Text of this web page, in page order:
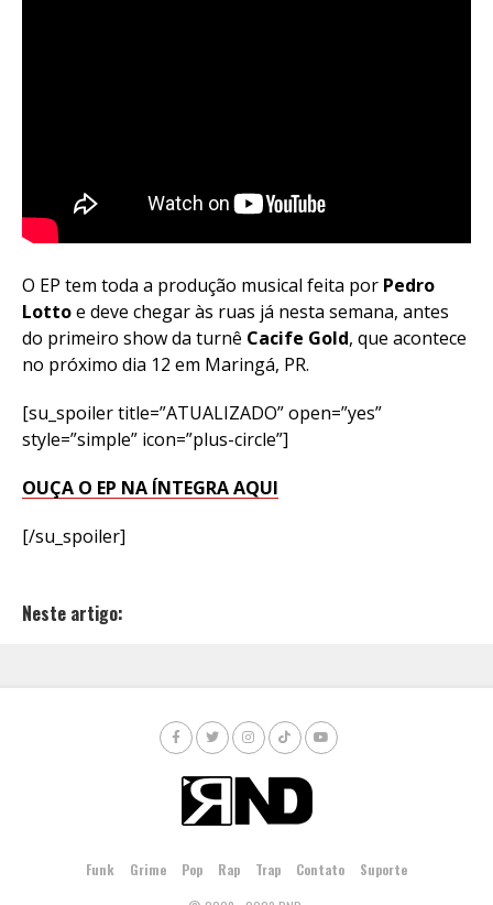
O EP tem toda a produção musical feita por Pedro
Lottoe deve chegar às ruas já nesta semana, antes
do primeiro show da turnê Cacife Gold, que acontece
no próximo dia 12 em Maringá, PR.
[su_spoiler title=”ATUALIZADO” open=”yes”
style=”simple” icon=”plus-circle”]
OUÇA O EP NA ÍNTEGRA AQUI
[/su_spoiler]
Neste artigo:
Funk Grime Pop Rap Trap Contato
Suporte